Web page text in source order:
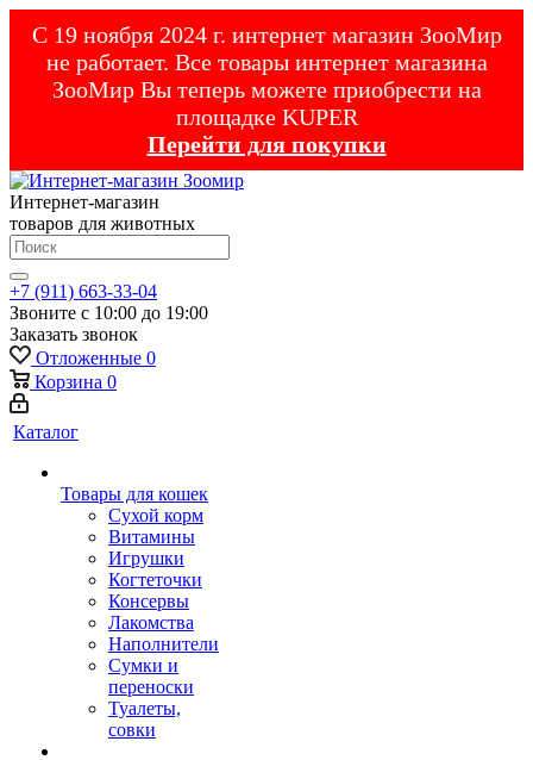
С 19 ноября 2024 г. интернет магазин ЗооМир
не работает. Все товары интернет магазина
ЗооМир Вы теперь можете приобрести на
площадке KUPER
Перейти для покупки
Интернет-магазин
товаров для животных
+7 (911) 663-33-04
Звоните с 10:00 до 19:00
Заказать звонок
Отложенные 0
Корзина 0
Каталог
Товары для кошек
Cухой корм
Витамины
Игрушки
Когтеточки
Консервы
Лакомства
Наполнители
Сумки и
переноски
Туалеты,
совки